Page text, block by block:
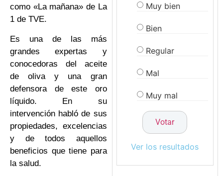
como «La mañana» de La
1 de TVE.
Es una de las más
grandes expertas y
conocedoras del aceite
de oliva y una gran
defensora de este oro
líquido. En su
intervención habló de sus
propiedades, excelencias
y de todos aquellos
beneficios que tiene para
la salud.
Muy bien
Bien
Regular
Mal
Muy mal
Ver los resultados